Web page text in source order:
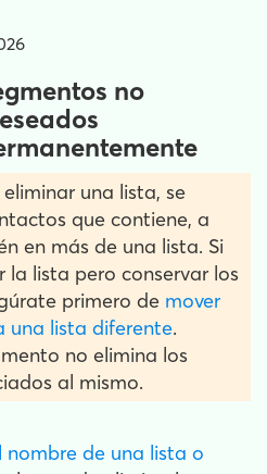
no
eliminar una lista, se
que contiene, a
en más de una lista. Si
la lista pero conservar los
primero de mover
una lista diferente.
no elimina los
al mismo.
nombre de una lista o